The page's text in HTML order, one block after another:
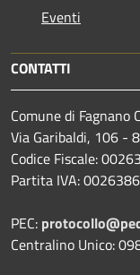
Eventi
CONTATTI
Comune di Fagnano
Via Garibaldi, 106 -
Codice Fiscale:
Partita IVA:
PEC:
Centralino Unico: